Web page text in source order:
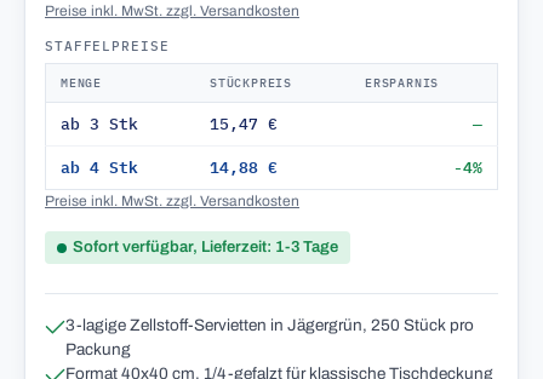
Preise inkl. MwSt. zzgl. Versandkosten
STAFFELPREISE
MENGE STÜCKPREIS ERSPARNIS
ab 3 Stk 15,47 € —
ab 4 Stk 14,88 € -4%
Preise inkl. MwSt. zzgl. Versandkosten
Sofort verfügbar, Lieferzeit: 1-3 Tage
3-lagige Zellstoff-Servietten in Jägergrün, 250 Stück pro
Packung
Format 40x40 cm, 1/4-gefalzt für klassische Tischdeckung